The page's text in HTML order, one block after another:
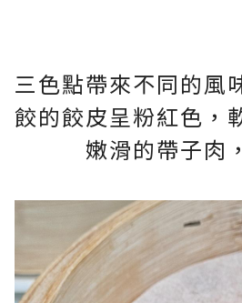
三色點帶來不同的風
餃的餃皮呈粉紅色，
嫩滑的帶子肉